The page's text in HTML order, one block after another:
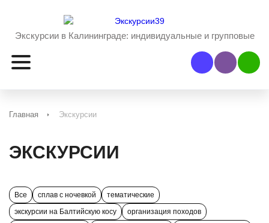
Экскурсии в Калининграде: индивидуальные и групповые
Наш ViberНаш
Главная Экскурсии
ЭКСКУРСИИ
Все сплав с ночевкой
тематические
экскурсии на Балтийскую косу
организация походов